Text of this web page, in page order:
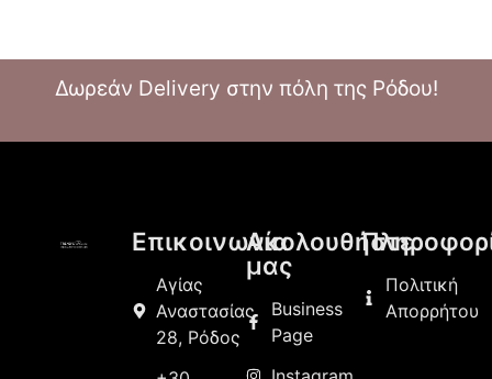
Δωρεάν Delivery στην πόλη της Ρόδου!
Επικοινωνία
Αγίας
Αναστασίας
28, Ρόδος
Ακολουθήστε
μας
Business
Page
Πολιτική
Απορρήτου